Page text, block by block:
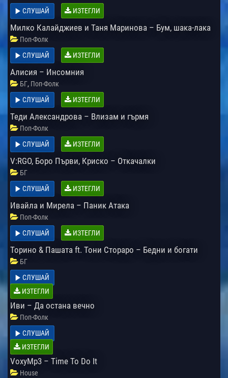
СЛУШАЙ
ИЗТЕГЛИ
Милко Калайджиев и Таня Маринова – Бум, шака-лака
Поп-Фолк
СЛУШАЙ
ИЗТЕГЛИ
Алисия – Инсомния
БГ, Поп-Фолк
СЛУШАЙ
ИЗТЕГЛИ
Теди Александрова – Влизам и гърмя
Поп-Фолк
СЛУШАЙ
ИЗТЕГЛИ
V:RGO, Боро Първи, Криско – Откачалки
БГ
СЛУШАЙ
ИЗТЕГЛИ
Ивайла и Мирела – Паник Атака
Поп-Фолк
СЛУШАЙ
ИЗТЕГЛИ
Торино & Пашата ft. Тони Стораро – Бедни и богати
БГ
СЛУШАЙ
ИЗТЕГЛИ
Иви – Да остана вечно
Поп-Фолк
СЛУШАЙ
ИЗТЕГЛИ
VoxyMp3 – Time To Do It
House